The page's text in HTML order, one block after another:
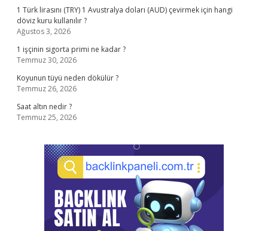
1 Türk lirasını (TRY) 1 Avustralya doları (AUD) çevirmek için hangi
döviz kuru kullanılır ?
Ağustos 3, 2026
1 işçinin sigorta primi ne kadar ?
Temmuz 30, 2026
Koyunun tüyü neden dökülür ?
Temmuz 26, 2026
Saat altın nedir ?
Temmuz 25, 2026